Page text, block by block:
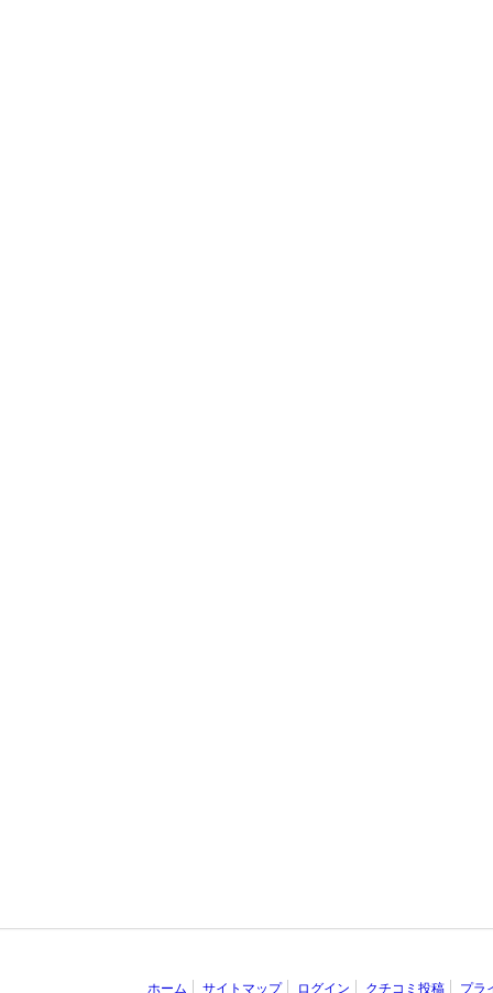
ホーム サイトマップ ログイン クチコミ投稿 プラ